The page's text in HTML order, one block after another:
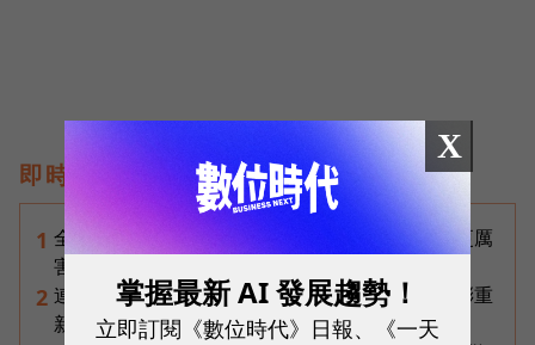
即時熱門文章
1 全台最大全聯首日業績破百萬，蔡篤昌：還會有更厲
害的大型店！為何把餐廳健身房都搬上樓？
2 連黃仁勳都叫年輕人當水電工！程世嘉：智慧通膨重
新定義「有價值的人」到底什麼樣子？
X
掌握最新 AI 發展趨勢！
立即訂閱《數位時代》日報、《一天